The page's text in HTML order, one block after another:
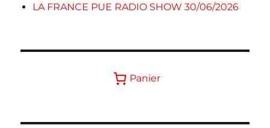
LA FRANCE PUE RADIO SHOW 30/06/2026
Panier